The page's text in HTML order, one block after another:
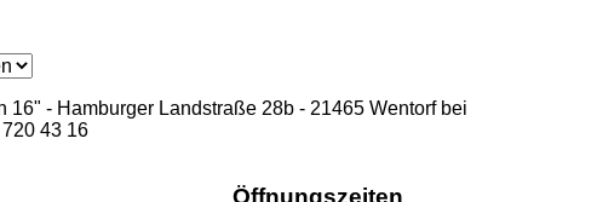
16" - Hamburger Landstraße 28b - 21465 Wentorf bei
43 16
Öffnungszeiten